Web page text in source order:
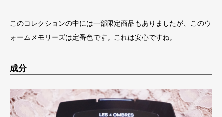
このコレクションの中には一部限定商品もありましたが、このウ
ォームメモリーズは定番色です。これは安心ですね。
成分